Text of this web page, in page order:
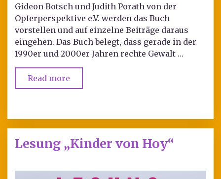
Gideon Botsch und Judith Porath von der
Opferperspektive e.V. werden das Buch
vorstellen und auf einzelne Beiträge daraus
eingehen. Das Buch belegt, dass gerade in der
1990er und 2000er Jahren rechte Gewalt …
Read more
Lesung „Kinder von Hoy“